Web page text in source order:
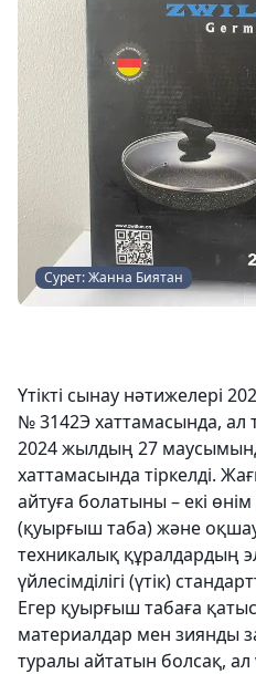
Сурет: Жанна Биятан
Үтікті сынау нәтижелері
№ 3142Э хаттамасында, ал
2024 жылдың 27
хаттамасында тіркелді.
айтуға болатыны – екі өнім
(қуырғыш таба) және
техникалық құралдардың
үйлесімділігі (үтік)
Егер қуырғыш табаға
материалдар мен зиянды
туралы айтатын болсақ, ал